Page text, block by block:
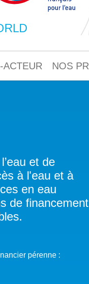
DE CRISES ET
ALIMENTAIRE
NOS
et de
à l'eau et à
en eau
de
pérenne :